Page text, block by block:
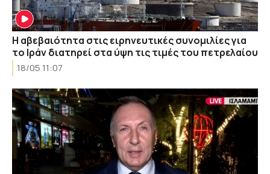
Η αβεβαιότητα στις ειρηνευτικές συνομιλίες για
το Ιράν διατηρεί στα ύψη τις τιμές του πετρελαίου
18/05 11:07